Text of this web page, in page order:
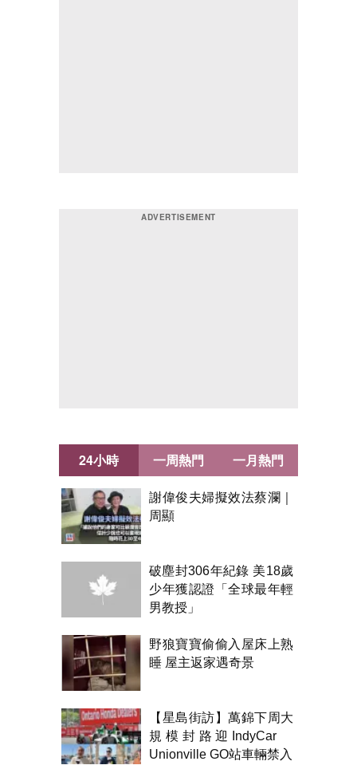
24小時
謝偉俊夫婦擬效法蔡瀾｜
周顯
破塵封306年紀錄 美18歲
少年獲認證「全球最年輕
男教授」
野狼寶寶偷偷入屋床上熟
睡 屋主返家遇奇景
【星島街訪】萬錦下周大
規模封路迎IndyCar
Unionville GO站車輛禁入
一周熱門 一月熱門